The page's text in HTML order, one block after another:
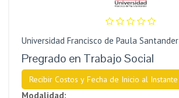
Universidad Francisco de Paula Santander
Pregrado en Trabajo Social
Recibir Costos y Fecha de Inicio al Instante
Modalidad: